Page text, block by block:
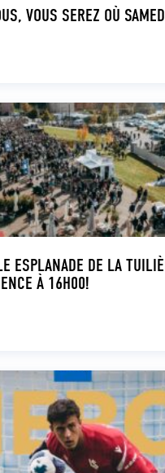
VOUS SEREZ OÙ
ESPLANADE DE LA
À 16H00!